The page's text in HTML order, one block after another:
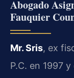
Abogado
Fauquier
Mr. Sris, ex
P.C. en 1997